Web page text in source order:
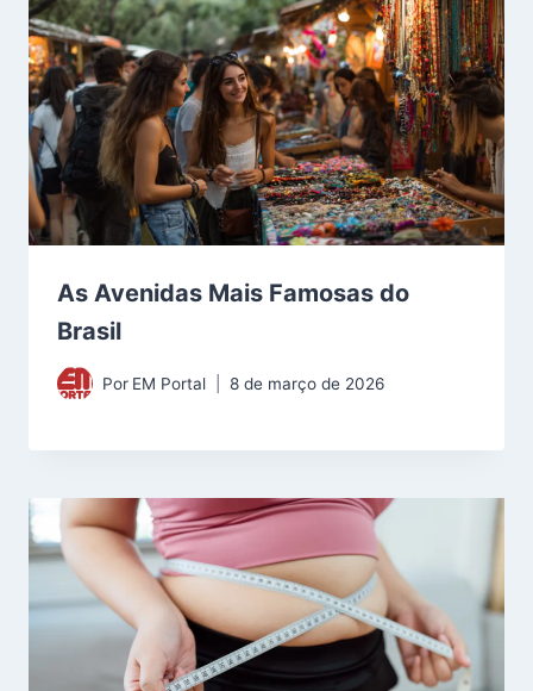
As Avenidas Mais Famosas do
Brasil
Por EM Portal 8 de março de 2026